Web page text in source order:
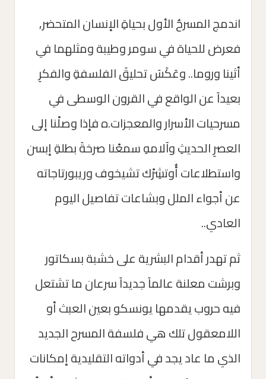
اندمج المسرحُ الأول بحياةِ الإنسان المتحضر,
فعرض للحياة في سومر وطيبة ومثلهما في
أثينا وروما.. وعَكَسَ تحليقَ الفلسفةِ والفكرِ
بعيداَ عن الواقع في القرون الوسطى في
مسرحيات الأسرار والمعجزات.ه فإذا وصلْنا إلى
العصرِ الحديثِ وآلامهِ سمعْنا صرخةَ بطلةِ إبسن
واستطلاعات أُوتشِرْك تشيخوف وريبورتاجاته
عن أجواء الملل وبشاعات تفاصيل اليوم
العادي..
ثم تهدر أقدام البشرية على خشبة بسكاتور
وبرشت معلنة عالماَ جديداَ سرعان ما تشتعل
فيه حروب يقدمها يونسكو بعين العبث أو
اللامعقول تلك هي فلسفة المسرح الجديد
الذي ما عاد يجد في أدواته التقليدية إمكانات